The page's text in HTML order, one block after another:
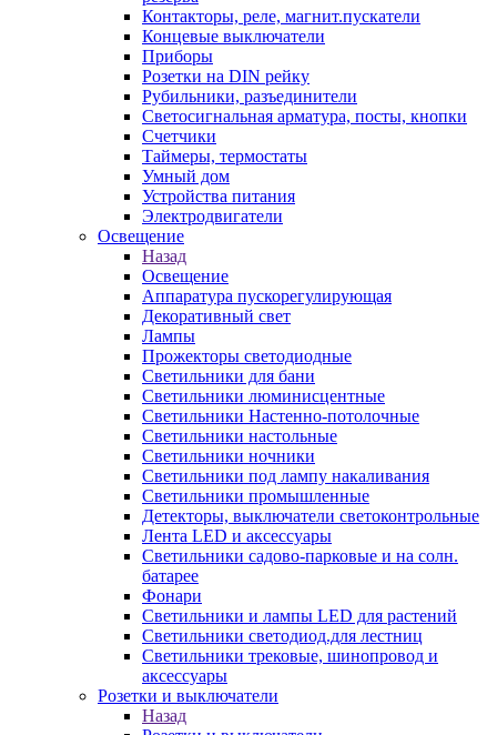
Контакторы, реле, магнит.пускатели
Концевые выключатели
Приборы
Розетки на DIN рейку
Рубильники, разъединители
Светосигнальная арматура, посты, кнопки
Счетчики
Таймеры, термостаты
Умный дом
Устройства питания
Электродвигатели
Освещение
Назад
Освещение
Аппаратура пускорегулирующая
Декоративный свет
Лампы
Прожекторы светодиодные
Светильники для бани
Светильники люминисцентные
Светильники Настенно-потолочные
Светильники настольные
Светильники ночники
Светильники под лампу накаливания
Светильники промышленные
Детекторы, выключатели светоконтрольные
Лента LED и аксессуары
Светильники садово-парковые и на солн.
батарее
Фонари
Светильники и лампы LED для растений
Светильники светодиод.для лестниц
Светильники трековые, шинопровод и
аксессуары
Розетки и выключатели
Назад